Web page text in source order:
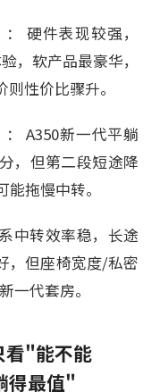
硬件表现较强，
，软产品最豪华，
性价比骤升。
A350新一代平躺
，但第二段短途降
拖慢中转。
中转效率稳，长途
，但座椅宽度/私密
一代套房。
看"能不能
得最值"